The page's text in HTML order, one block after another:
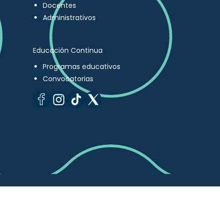
Docentes
Administrativos
Educación Continua
Programas educativos
Convocatorias